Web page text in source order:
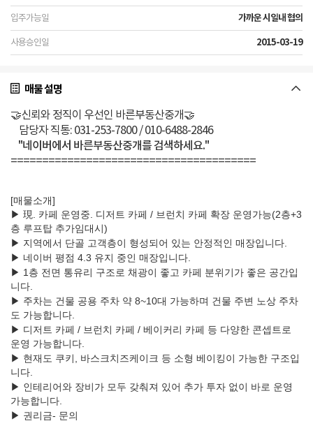
가까운 시일내 협의
2015-03-19
매물 설명
🤝신뢰와 정직이 우선인 바른부동산중개🤝
담당자 직통: 031-253-7800 / 010-6488-2846
"네이버에서 바른부동산중개를 검색하세요."
=======================================
[매물소개]
▶ 現. 카페 운영중. 디저트 카페 / 브런치 카페 확장 운영가능(2층+3
층 루프탑 추가임대시)
▶ 지역에서 단골 고객층이 형성되어 있는 안정적인 매장입니다.
▶ 네이버 평점 4.3 유지 중인 매장입니다.
▶ 1층 전면 통유리 구조로 채광이 좋고 카페 분위기가 좋은 공간입
니다.
▶ 주차는 건물 공용 주차 약 8~10대 가능하며 건물 주변 노상 주차
도 가능합니다.
▶ 디저트 카페 / 브런치 카페 / 베이커리 카페 등 다양한 콘셉트로
운영 가능합니다.
▶ 현재도 쿠키, 바스크치즈케이크 등 소형 베이킹이 가능한 구조입
니다.
▶ 인테리어와 장비가 모두 갖춰져 있어 추가 투자 없이 바로 운영
가능합니다.
▶ 권리금- 문의